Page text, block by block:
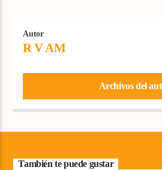
Autor
R V AM
Archivos del
También te puede gustar